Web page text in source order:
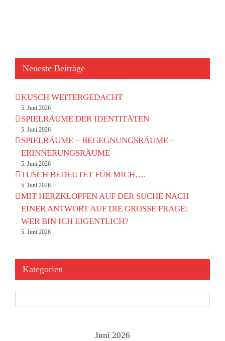
Neueste Beiträge
KUSCH WEITERGEDACHT
5. Juni 2026
SPIELRÄUME DER IDENTITÄTEN
5. Juni 2026
SPIELRÄUME – BEGEGNUNGSRÄUME –
ERINNERUNGSRÄUME
5. Juni 2026
TUSCH BEDEUTET FÜR MICH….
5. Juni 2026
MIT HERZKLOPFEN AUF DER SUCHE NACH
EINER ANTWORT AUF DIE GROSSE FRAGE:
WER BIN ICH EIGENTLICH?
5. Juni 2026
Kategorien
Juni 2026